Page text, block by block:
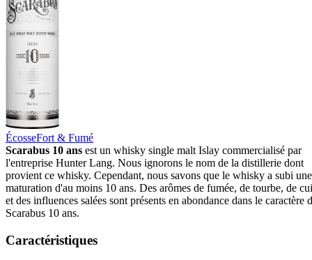
ÉcosseFort & Fumé
Scarabus 10 ans est un whisky single malt Islay commercialisé par
l'entreprise Hunter Lang. Nous ignorons le nom de la distillerie dont
provient ce whisky. Cependant, nous savons que le whisky a subi une
maturation d'au moins 10 ans. Des arômes de fumée, de tourbe, de
et des influences salées sont présents en abondance dans le caractère
Scarabus 10 ans.
Caractéristiques